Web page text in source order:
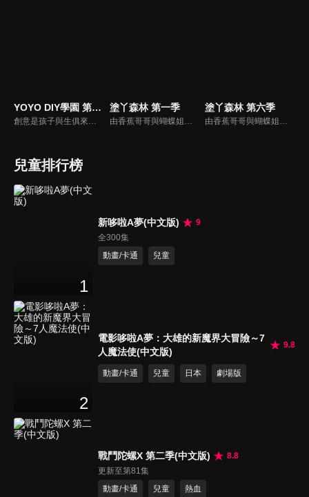
YOYO DIY學園 第十二季
創意是孩子與生俱來的天份，本節目帶家長與小朋友一起做有趣又好玩的美勞作品，一同體會親子DIY的樂趣，共享歡樂親子時光，培養小朋友在各方面的均衡發展。
塗丫森林 第一季
由香蕉哥哥與蝴蝶姐姐聯手出擊，透過圖畫、音樂、故事等方式，開啟小朋友無限潛能，讓小朋友在遊戲中自然學習，還有粉筆小子教大家用簡單線條畫出有趣的圖形；「塗ㄚ偵探」裡，阿嗚還會將許多世界名畫介紹給小朋友認識。
塗丫森林 第六季
由香蕉哥哥與蝴蝶姐姐聯手出擊，透過圖畫、音樂、故事等方式，開啟小朋友無限潛能，讓小朋友在遊戲中自然學習，還有粉筆小子教大家用簡單線條畫出有趣的圖形；「塗ㄚ偵探」裡，阿嗚還會將許多世界名畫介紹給小朋友認識。
兒童排行榜
1
新哆啦A夢(中文版)
9
全300集
動畫/卡通
兒童
2
電影哆啦A夢：大雄的新魔界大冒險～7
人魔法使(中文版)
9.8
動畫/卡通 兒童 日本 劇場版
戰鬥陀螺X 第二季(中文版)
8.8
更新至第81集
動畫/卡通
兒童 熱血